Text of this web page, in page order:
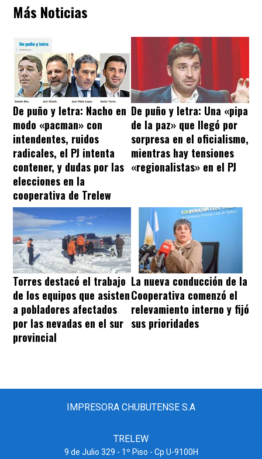
Más Noticias
De puño y letra: Nacho en
modo «pacman» con
intendentes, ruidos
radicales, el PJ intenta
contener, y dudas por las
elecciones en la
cooperativa de Trelew
De puño y letra: Una «pipa
de la paz» que llegó por
sorpresa en el oficialismo,
mientras hay tensiones
«regionalistas» en el PJ
Torres destacó el trabajo
de los equipos que asisten
a pobladores afectados
por las nevadas en el sur
provincial
La nueva conducción de la
Cooperativa comenzó el
relevamiento interno y fijó
sus prioridades
IMPRESORA CHUBUTENSE S.A
TRELEW
9 de Julio 329 - 1º Piso - Cp U-9100H